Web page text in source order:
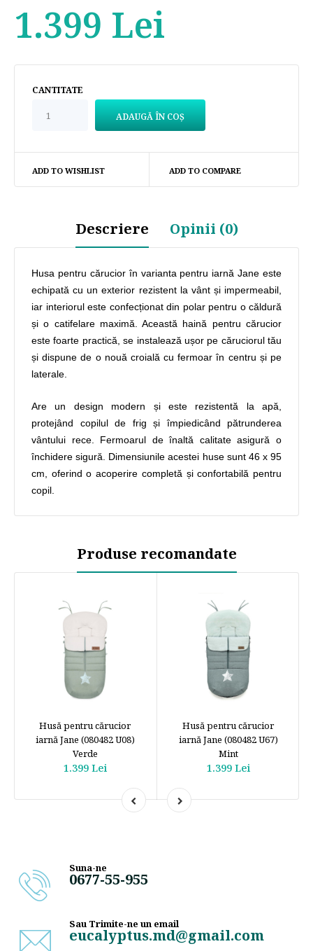
1.399 Lei
CANTITATE
ADD TO WISHLIST ADD TO COMPARE
Descriere Opinii (0)
Husa pentru cărucior în varianta pentru iarnă Jane este
echipată cu un exterior rezistent la vânt și impermeabil,
iar interiorul este confecționat din polar pentru o căldură
și o catifelare maximă. Această haină pentru cărucior
este foarte practică, se instalează ușor pe căruciorul tău
și dispune de o nouă croială cu fermoar în centru și pe
laterale.
Are un design modern și este rezistentă la apă,
protejând copilul de frig și împiedicând pătrunderea
vântului rece. Fermoarul de înaltă calitate asigură o
închidere sigură. Dimensiunile acestei huse sunt 46 x 95
cm, oferind o acoperire completă și confortabilă pentru
copil.
Produse recomandate
Husă pentru cărucior
iarnă Jane (080482 U08)
Verde
1.399 Lei
Husă pentru cărucior
iarnă Jane (080482 U67)
Mint
1.399 Lei
Suna-ne
0677-55-955
Sau Trimite-ne un email
eucalyptus.md@gmail.com